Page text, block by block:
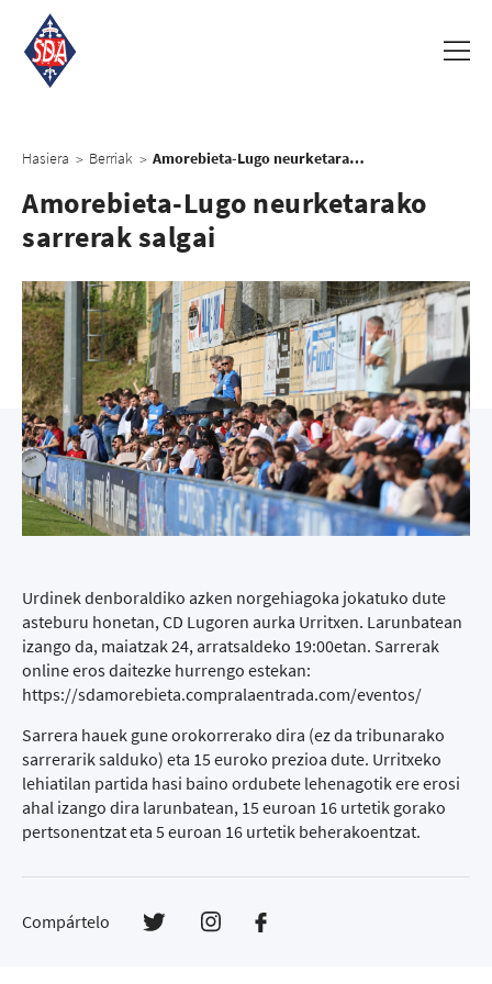
Hasiera > Berriak > Amorebieta-Lugo neurketarako sarrerak salgai
Amorebieta-Lugo neurketarako
sarrerak salgai
Urdinek denboraldiko azken norgehiagoka jokatuko dute
asteburu honetan, CD Lugoren aurka Urritxen. Larunbatean
izango da, maiatzak 24, arratsaldeko 19:00etan. Sarrerak
online eros daitezke hurrengo estekan:
https://sdamorebieta.compralaentrada.com/eventos/
Sarrera hauek gune orokorrerako dira (ez da tribunarako
sarrerarik salduko) eta 15 euroko prezioa dute. Urritxeko
lehiatilan partida hasi baino ordubete lehenagotik ere erosi
ahal izango dira larunbatean, 15 euroan 16 urtetik gorako
pertsonentzat eta 5 euroan 16 urtetik beherakoentzat.
Compártelo